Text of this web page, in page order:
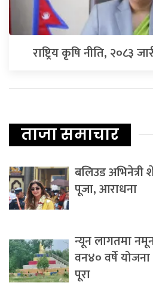
राष्ट्रिय कृषि नीति, २०८३
ताजा समाचार
बलिउड अभिनेत्री
पूजा, आराधना
न्यून लागतमा
वन४० वर्षे योजना
पूरा